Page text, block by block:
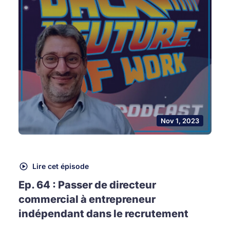
Nov 1, 2023
Lire cet épisode
Ep. 64 : Passer de directeur
commercial à entrepreneur
indépendant dans le recrutement